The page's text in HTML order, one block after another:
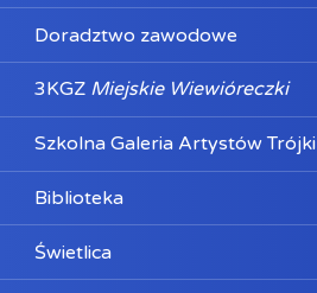
Doradztwo zawodowe
3KGZ Miejskie Wiewióreczki
Szkolna Galeria Artystów Trójki
Biblioteka
Świetlica